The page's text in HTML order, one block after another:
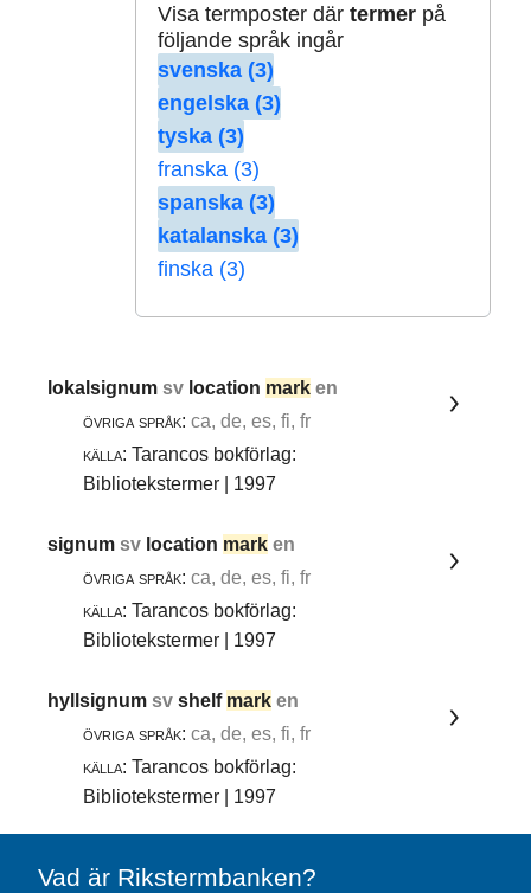
Visa termposter där termerpå
följande språk ingår
svenska (3)
engelska (3)
tyska (3)
franska (3)
spanska (3)
katalanska (3)
finska (3)
lokalsignumsv location mark en
övriga språk: ca, de, es, fi, fr
källa: Tarancos bokförlag:
Bibliotekstermer | 1997
signumsv location mark en
övriga språk: ca, de, es, fi, fr
källa: Tarancos bokförlag:
Bibliotekstermer | 1997
hyllsignumsvshelf mark en
övriga språk: ca, de, es, fi, fr
källa: Tarancos bokförlag:
Bibliotekstermer | 1997
Vad är Rikstermbanken?